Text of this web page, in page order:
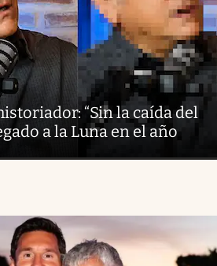
“Sin la caída del
a la Luna en el año